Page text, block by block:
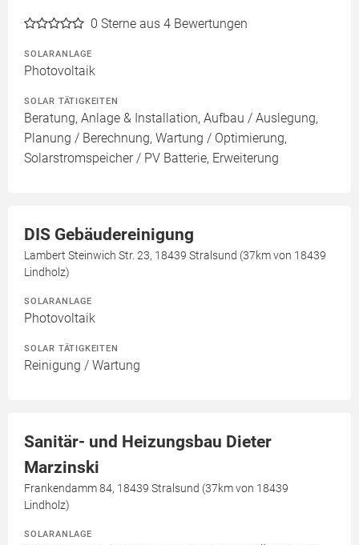
0 Sterne aus 4 Bewertungen
SOLARANLAGE
Photovoltaik
SOLAR TÄTIGKEITEN
Beratung, Anlage & Installation, Aufbau / Auslegung,
Planung / Berechnung, Wartung / Optimierung,
Solarstromspeicher / PV Batterie, Erweiterung
DIS Gebäudereinigung
Lambert Steinwich Str. 23, 18439 Stralsund (37km von 18439
Lindholz)
SOLARANLAGE
Photovoltaik
SOLAR TÄTIGKEITEN
Reinigung / Wartung
Sanitär- und Heizungsbau Dieter
Marzinski
Frankendamm 84, 18439 Stralsund (37km von 18439
Lindholz)
SOLARANLAGE